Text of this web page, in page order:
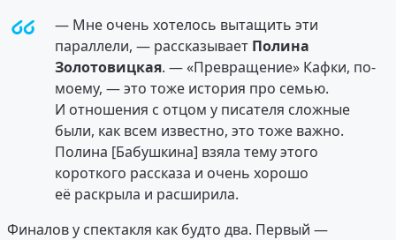
— Мне очень хотелось вытащить эти
параллели, — рассказывает Полина
Золотовицкая. — «Превращение» Кафки, по-
моему, — это тоже история про семью.
И отношения с отцом у писателя сложные
были, как всем известно, это тоже важно.
Полина [Бабушкина] взяла тему этого
короткого рассказа и очень хорошо
её раскрыла и расширила.
Финалов у спектакля как будто два. Первый —